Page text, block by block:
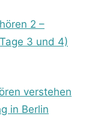
2 –
3 und 4)
verstehen
in Berlin